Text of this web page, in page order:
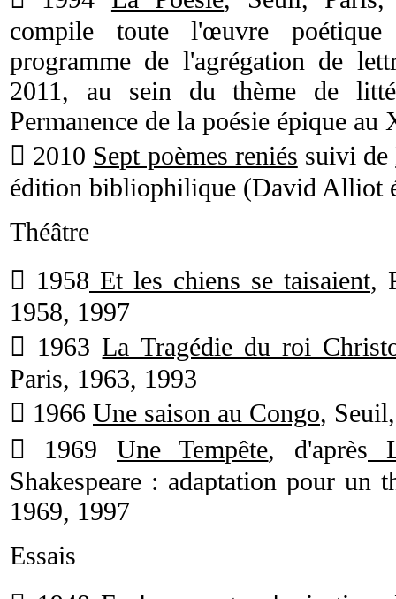
compile toute l'œuvre
programme de l'agrégation de
2011, au sein du thème de
Permanence de la poésie épique au
 2010 Sept poèmes reniés suivi de
édition bibliophilique (David Alliot
Théâtre
 1958 Et les chiens se taisaient,
1958, 1997
 1963La Tragédie du roi
Paris, 1963, 1993
 1966 Une saison au Congo,
 1969 Une Tempête, d'après
Shakespeare : adaptation pour un
1969, 1997
Essais